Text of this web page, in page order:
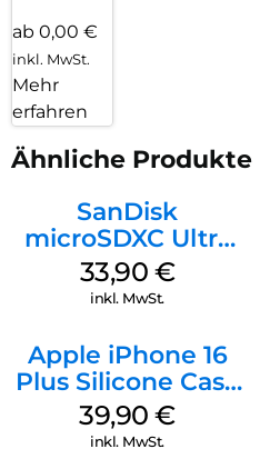
ab 0,00 €
inkl. MwSt.
Mehr
erfahren
Ähnliche Produkte
SanDisk
microSDXC Ultra
128 GB + Adapter
Mobile
33,90 €
inkl. MwSt.
Apple iPhone 16
Plus Silicone Case
MagSafe Plum
39,90€
inkl. MwSt.